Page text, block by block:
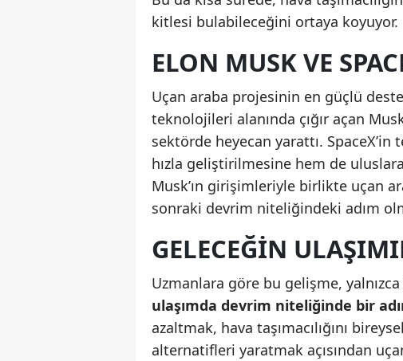
kitlesi bulabileceğini ortaya koyuyor.
ELON MUSK VE
Uçan araba projesinin en güçlü
teknolojileri alanında çığır açan
sektörde heyecan yarattı.
hızla geliştirilmesine hem de
Musk’ın girişimleriyle birlikte uçan
sonraki devrim niteliğindeki adım
GELECEĞIN
Uzmanlara göre bu gelişme,
ulaşımda devrim niteliğinde bir
azaltmak, hava taşımacılığını
alternatifleri yaratmak açısından